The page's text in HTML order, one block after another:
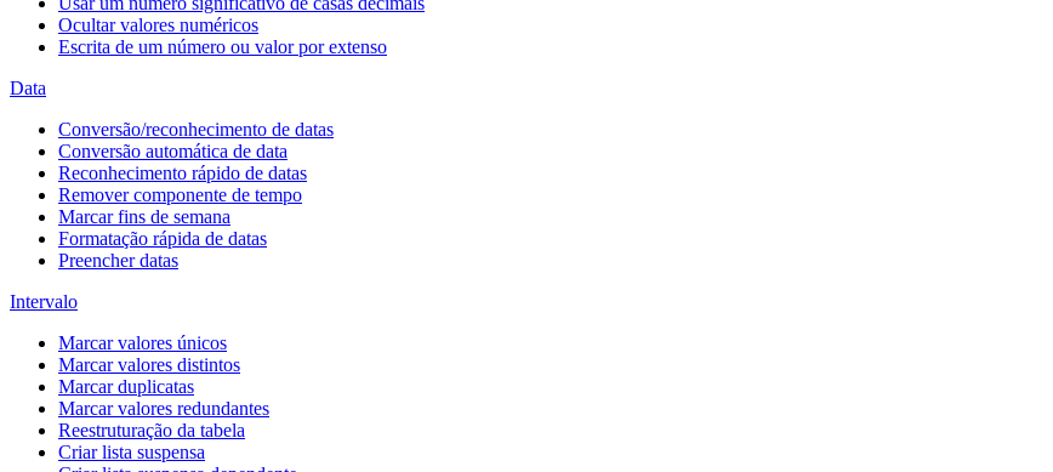
Ocultar valores numéricos
Escrita de um número ou valor por extenso
Data
Conversão/reconhecimento de datas
Conversão automática de data
Reconhecimento rápido de datas
Remover componente de tempo
Marcar fins de semana
Formatação rápida de datas
Preencher datas
Intervalo
Marcar valores únicos
Marcar valores distintos
Marcar duplicatas
Marcar valores redundantes
Reestruturação da tabela
Criar lista suspensa